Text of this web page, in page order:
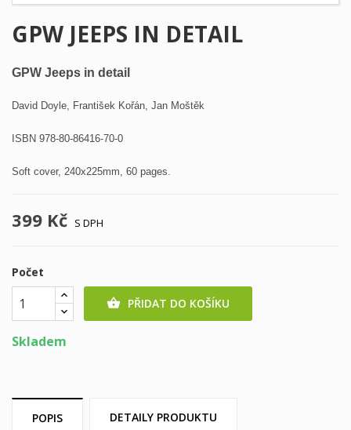
GPW JEEPS IN DETAIL
GPW Jeeps in detail
David Doyle, František Kořán, Jan Moštěk
ISBN 978-80-86416-70-0
Soft cover, 240x225mm, 60 pages.
399 Kč S DPH
Počet
 PŘIDAT DO KOŠÍKU
Skladem
POPIS DETAILY PRODUKTU